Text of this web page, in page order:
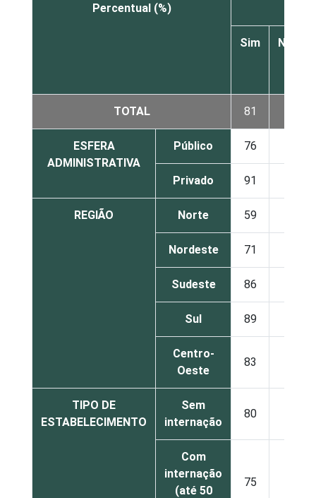
Percentual (%)
Sim Não
TOTAL 81
ESFERA
ADMINISTRATIVA
Público 76
Privado 91
REGIÃO Norte 59
Nordeste 71
Sudeste 86
Sul 89
Centro-
Oeste
83
TIPO DE
ESTABELECIMENTO
Sem
internação
80
Com
internação
(até 50
75